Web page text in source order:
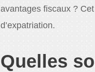
avantages fiscaux ?
d’expatriation.
Quelles